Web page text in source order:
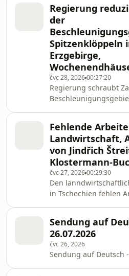
eine Zweigstelle des
Leipzig
Regierung
der
Spitzenklöppeln
Erzgebirge,
čvc 28, 202600:27:20
Regierung schraubt
ihre Architektur
Fehlende
Landwirtschaft,
von Jindřich
Klostermann-
čvc 27, 202600:29:30
Den
in Tschechien fehlen
Klostermann-Buch
Sendung auf
26.07.2026
čvc 26, 2026
Sendung auf Deutsch